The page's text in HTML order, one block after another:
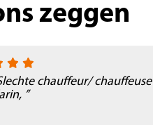
zeggen
chauffeur/ chauffeuse
”